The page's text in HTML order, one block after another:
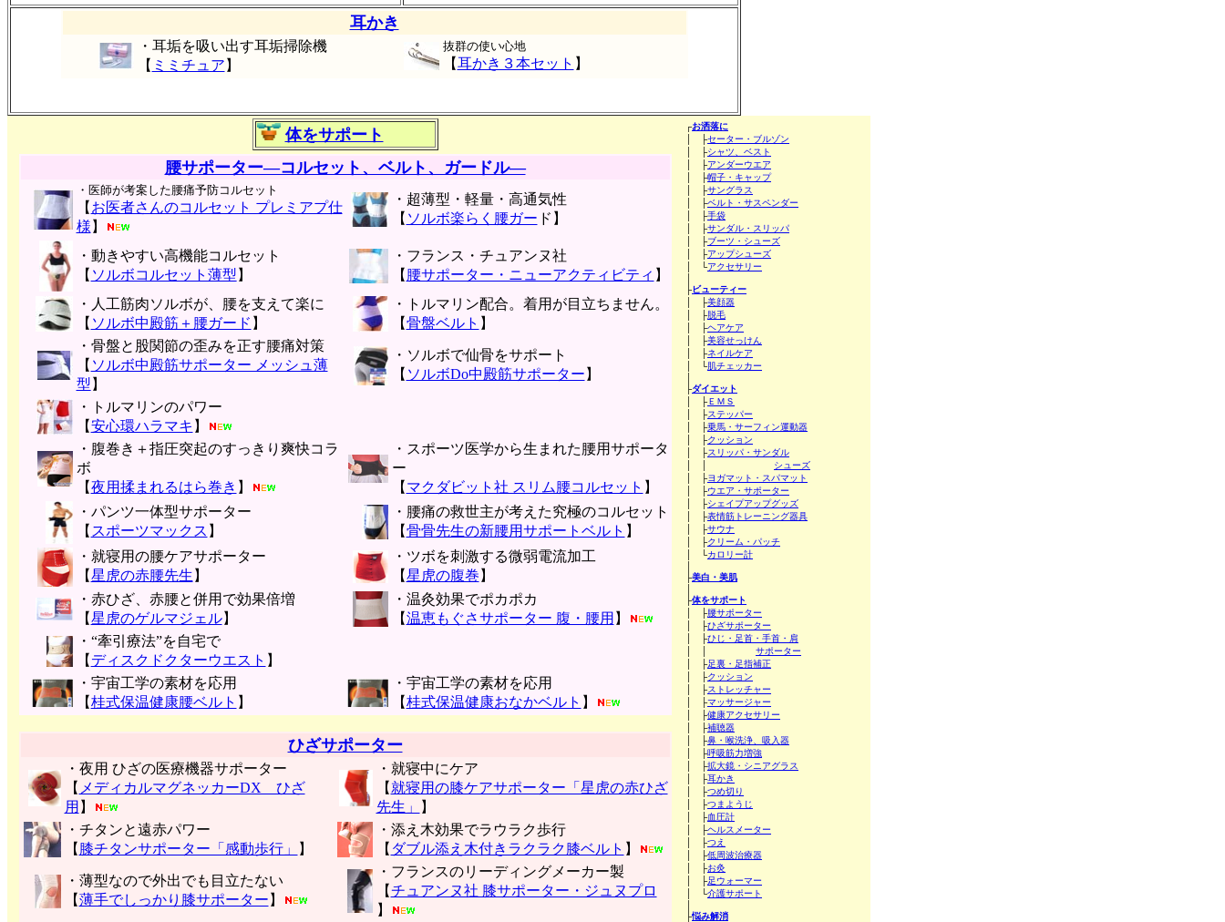
耳かき
・耳垢を吸い出す耳垢掃除機
【 ミミチュア 】
抜群の使い心地
【耳かき３本セット 】
体をサポート ┌お洒落に
│ ├セーター・ブルゾン
│ ├シャツ、ベスト
│ ├アンダーウエア
│ ├帽子・キャップ
│ ├サングラス
│ ├ベルト・サスペンダー
│ ├手袋
│ ├サンダル・スリッパ
│ ├ブーツ・シューズ
│ ├アップシューズ
│ └アクセサリー
├ビューティー
│ ├美顔器
│ ├脱毛
│ ├ヘアケア
│ ├美容せっけん
│ ├ネイルケア
│ └肌チェッカー
├ダイエット
│ ├ＥＭＳ
│ ├ステッパー
│ ├乗馬・サーフィン運動器
│ ├クッション
│ ├スリッパ・サンダル
シューズ
│ ├ヨガマット・スパマット
│ ├ウエア・サポーター
│ ├シェイプアップグッズ
│ ├表情筋トレーニング器具
│ ├サウナ
│ ├クリーム・パッチ
│ └カロリー計
├美白・美肌
├体をサポート
│ ├腰サポーター
│ ├ひざサポーター
│ ├ひじ・足首・手首・肩
サポーター
│ ├足裏・足指補正
│ ├クッション
│ ├ストレッチャー
│ ├マッサージャー
│ ├健康アクセサリー
│ ├補聴器
│ ├鼻・喉洗浄、吸入器
│ ├呼吸筋力増強
│ ├拡大鏡・シニアグラス
│ ├耳かき
│ ├つめ切り
│ ├つまようじ
│ ├血圧計
│ ├ヘルスメーター
│ ├つえ
│ ├低周波治療器
│ ├お灸
│ ├足ウォーマー
│ └介護サポート
├悩み解消
腰サポーター―コルセット、ベルト、ガードル―
・医師が考案した腰痛予防コルセット
【 お医者さんのコルセット プレミアプ仕
様 】
・超薄型・軽量・高通気性
【 ソルボ楽らく腰ガー ド】
・動きやすい高機能コルセット
【 ソルボコルセット薄型 】
・フランス・チュアンヌ社
【 腰サポーター・ニューアクティビティ 】
・人工筋肉ソルボが、腰を支えて楽に
【 ソルボ中殿筋＋腰ガード 】
・トルマリン配合。着用が目立ちません。
【骨盤ベルト 】
・骨盤と股関節の歪みを正す腰痛対策
【 ソルボ中殿筋サポーター メッシュ薄
型 】
・ソルボで仙骨をサポート
【 ソルボDo中殿筋サポーター 】
・トルマリンのパワー
【安心環ハラマキ 】
・腹巻き＋指圧突起のすっきり爽快コラ
ボ
【夜用揉まれるはら巻き 】
・スポーツ医学から生まれた腰用サポータ
ー
【 マクダビット社 スリム腰コルセット 】
・パンツ一体型サポーター
【 スポーツマックス 】
・腰痛の救世主が考えた究極のコルセット
【骨骨先生の新腰用サポートベルト 】
・就寝用の腰ケアサポーター
【星虎の赤腰先生 】
・ツボを刺激する微弱電流加工
【星虎の腹巻 】
・赤ひざ、赤腰と併用で効果倍増
【星虎のゲルマジェル】
・温灸効果でポカポカ
【温恵もぐさサポーター 腹・腰用 】
・“牽引療法”を自宅で
【 ディスクドクターウエスト 】
・宇宙工学の素材を応用
【桂式保温健康腰ベルト 】
・宇宙工学の素材を応用
【桂式保温健康おなかベルト 】
ひざサポーター
・夜用 ひざの医療機器サポーター
【 メディカルマグネッカーDX ひざ
用 】
・就寝中にケア
【 就寝用の膝ケアサポーター「星虎の赤ひざ
先生」
】
・チタンと遠赤パワー
【 膝チタンサポーター「感動歩行」 】
・添え木効果でラウラク歩行
【 ダブル添え木付きラクラク膝ベルト 】
・薄型なので外出でも目立たない
【薄手でしっかり膝サポーター 】
・フランスのリーディングメーカー製
【チュアンヌ社 膝サポーター・ジュヌプロ
】